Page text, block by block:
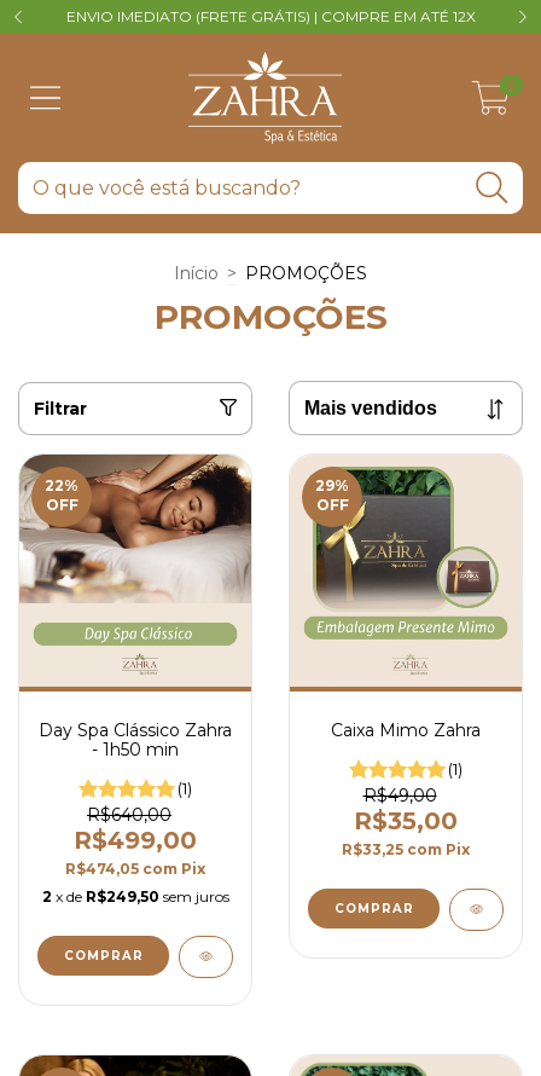
ENVIO IMEDIATO (FRETE GRÁTIS) | COMPRE EM ATÉ 12X
0
Início > PROMOÇÕES
PROMOÇÕES
Filtrar
22%
OFF
Day Spa Clássico Zahra
- 1h50 min
(1)
R$640,00
R$499,00
R$474,05 com Pix
2 x de R$249,50 sem juros
29%
OFF
Caixa Mimo Zahra
(1)
R$49,00
R$35,00
R$33,25 com Pix